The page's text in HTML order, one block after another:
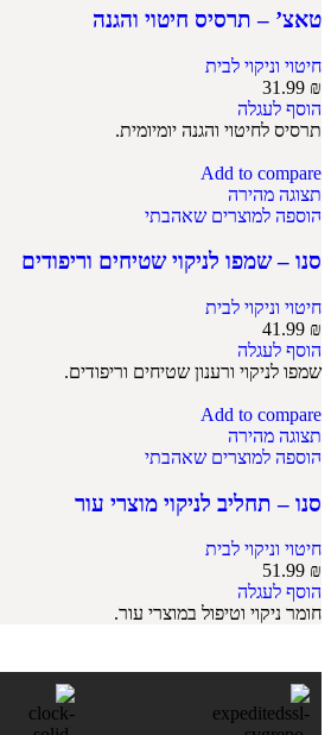
טאצ’ – תרסיס חיטוי והגנה
חיטוי וניקוי לבית
31.99 ₪
הוסף לעגלה
תרסיס לחיטוי והגנה יומיומית.
Add to compare
תצוגה מהירה
הוספה למוצרים שאהבתי
סנו – שמפו לניקוי שטיחים וריפודים
חיטוי וניקוי לבית
41.99 ₪
הוסף לעגלה
שמפו לניקוי ורענון שטיחים וריפודים.
Add to compare
תצוגה מהירה
הוספה למוצרים שאהבתי
סנו – תחליב לניקוי מוצרי עור
חיטוי וניקוי לבית
51.99 ₪
הוסף לעגלה
חומר ניקוי וטיפול במוצרי עור.